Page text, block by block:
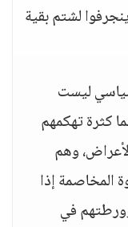
لشتم بقية
ليست
كثرة تهكمهم
وهم
المخاصمة إذا
في